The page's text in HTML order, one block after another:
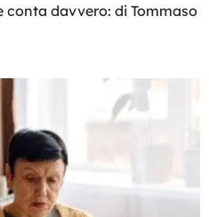
conta davvero: di Tommaso